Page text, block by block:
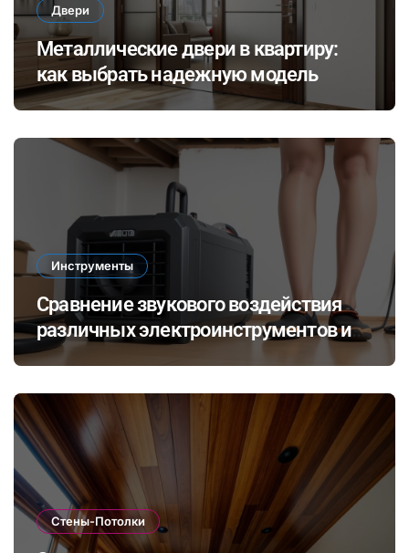
Двери
Металлические двери в квартиру:
как выбрать надежную модель
Инструменты
Сравнение звукового воздействия
различных электроинструментов и
его влияние на здоровье при ремонте
Стены-Потолки